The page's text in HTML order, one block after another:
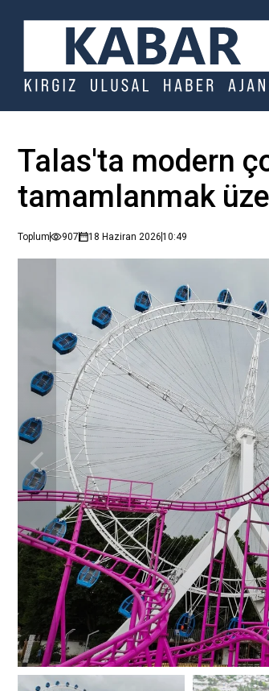
Talas'ta modern
tamamlanmak
Toplum 907 18 Haziran 202610:49